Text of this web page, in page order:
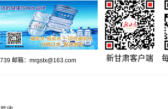
邮箱：mrgstx@163.com 新甘肃客户端